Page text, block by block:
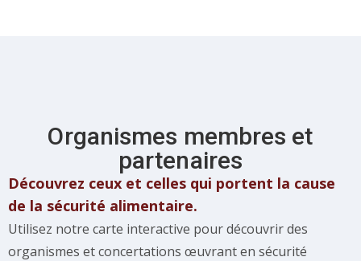
Organismes membres et
partenaires
Découvrez ceux et celles qui portent la cause
de la sécurité alimentaire.
Utilisez notre carte interactive pour découvrir des
organismes et concertations œuvrant en sécurité